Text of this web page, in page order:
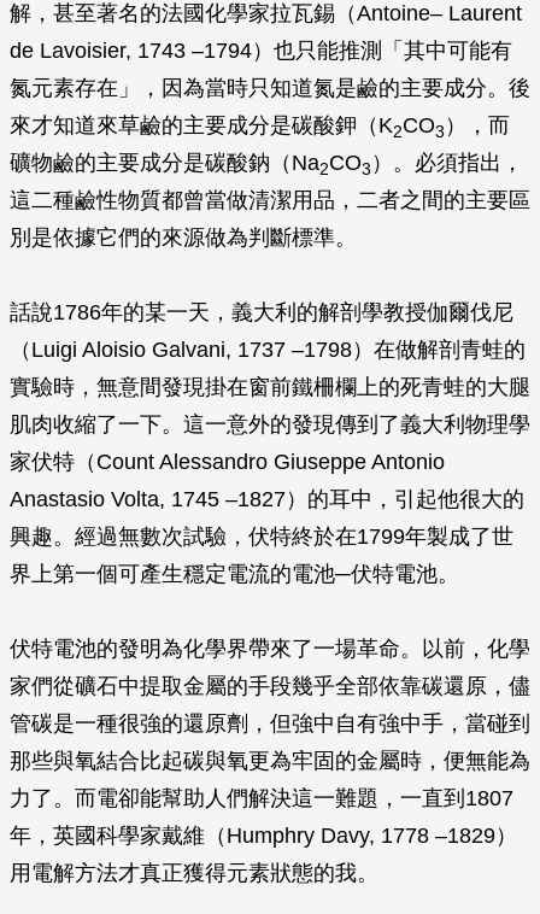
解，甚至著名的法國化學家拉瓦錫（Antoine– Laurent
de Lavoisier, 1743 –1794）也只能推測「其中可能有
氮元素存在」，因為當時只知道氮是鹼的主要成分。後
來才知道來草鹼的主要成分是碳酸鉀（K2CO3 ），而
礦物鹼的主要成分是碳酸鈉（Na2CO3 ）。必須指出，
這二種鹼性物質都曾當做清潔用品，二者之間的主要區
別是依據它們的來源做為判斷標準。
話說1786年的某一天，義大利的解剖學教授伽爾伐尼
（Luigi Aloisio Galvani, 1737 –1798）在做解剖青蛙的
實驗時，無意間發現掛在窗前鐵柵欄上的死青蛙的大腿
肌肉收縮了一下。這一意外的發現傳到了義大利物理學
家伏特（Count Alessandro Giuseppe Antonio
Anastasio Volta, 1745 –1827）的耳中，引起他很大的
興趣。經過無數次試驗，伏特終於在1799年製成了世
界上第一個可產生穩定電流的電池─伏特電池。
伏特電池的發明為化學界帶來了一場革命。以前，化學
家們從礦石中提取金屬的手段幾乎全部依靠碳還原，儘
管碳是一種很強的還原劑，但強中自有強中手，當碰到
那些與氧結合比起碳與氧更為牢固的金屬時，便無能為
力了。而電卻能幫助人們解決這一難題，一直到1807
年，英國科學家戴維（Humphry Davy, 1778 –1829）
用電解方法才真正獲得元素狀態的我。